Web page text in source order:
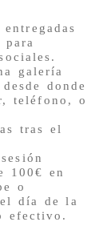
galería
donde
teléfono, o
tras el
100€ en
o
día de la
efectivo.